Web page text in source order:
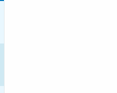
detaljer
detaljer